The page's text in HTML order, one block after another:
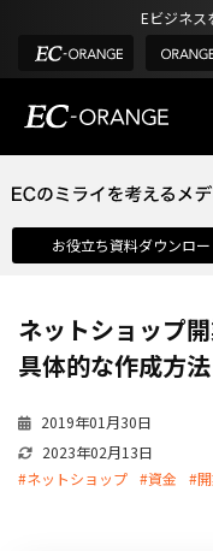
Eビジネス
選ばれる理由
課題解決例
機能一覧
外部サービス連携
インフラ環境・サポート
お役立ち資料ダウンロー
ネットショップ
具体的な作成方
2019年01月30日
2023年02月13日
#ネットショップ #資金 #